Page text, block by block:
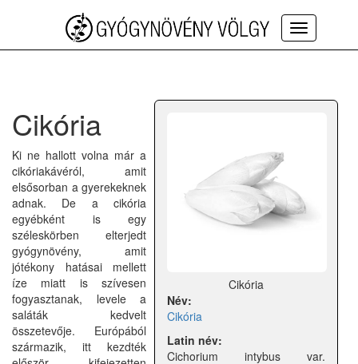
Toggle
navigation
Cikória
Név:
Cikória
Latin név:
Cichorium intybus var.
Cikória
Ki ne hallott volna már a
cikóriakávéról, amit
elsősorban a gyerekeknek
adnak. De a cikória
egyébként is egy
széleskörben elterjedt
gyógynövény, amit
jótékony hatásai mellett
íze miatt is szívesen
fogyasztanak, levele a
saláták kedvelt
összetevője. Európából
származik, itt kezdték